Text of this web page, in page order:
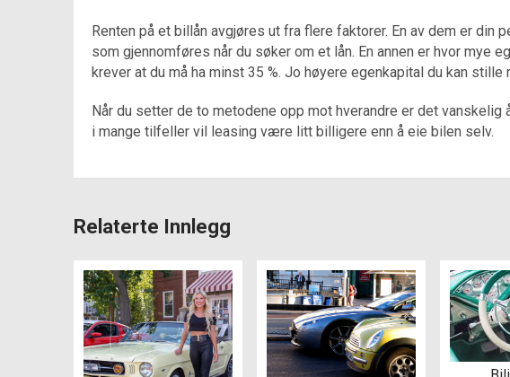
Renten på et billån avgjøres ut fra flere faktorer. En av dem er din
som gjennomføres når du søker om et lån. En annen er hvor mye
krever at du må ha minst 35 %. Jo høyere egenkapital du kan
Når du setter de to metodene opp mot hverandre er det
i mange tilfeller vil leasing være litt billigere enn å eie bilen selv.
Relaterte Innlegg